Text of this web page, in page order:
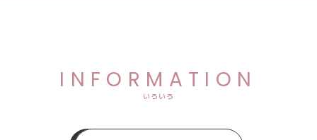
INFORMATION
いろいろ